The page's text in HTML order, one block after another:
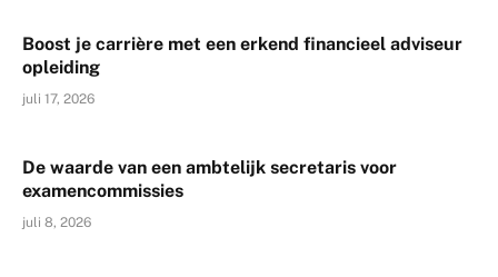
Boost je carrière met een erkend financieel adviseur
opleiding
juli 17, 2026
De waarde van een ambtelijk secretaris voor
examencommissies
juli 8, 2026